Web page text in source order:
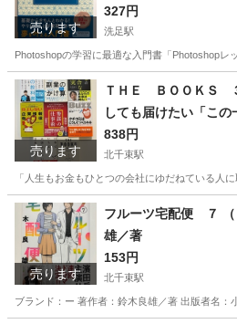
売ります
327円
洗足駅
Photoshopの学習に最適な入門書「Photoshop
東京 大田区 洗足駅 パソコン
売ります
ＴＨＥ ＢＯＯＫＳ
しても届けたい「こ
8冊セット
838円
北千束駅
「人生もお金もひとつの会社にゆだねている人
東京 大田区 ビジネス、
売ります
フルーツ宅配便 ７ （
雄／著
153円
北千束駅
ブランド：ー 著作者：鈴木良雄／著 出版者名